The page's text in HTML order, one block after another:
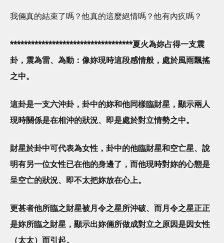
我倆真的結束了嗎？他真的這麼絕情嗎？他有內疚嗎？
***********************************夏火為妳占得一支震
卦，震為雷、為動：像妳現時這段感情般，處於風雨飄搖
之中。
這卦是一支六沖卦，卦中的妳和他同樣臨財星，顯示兩人
現時關係是在相沖的狀況、即是處於對立情勢之中。
財星於卦中可代表為女性，卦中的他臨財星和空亡星、說
明有另一位女性已在他的身邊了，而他現時對妳的心態是
呈空亡的狀況、即不太把妳放在心上。
更甚者他所臨之財星被月令之星所沖破、而月令之星正正
是妳所臨之財星，顯示出妳倆所做成對立之原因是因女性
（太太）而引起。